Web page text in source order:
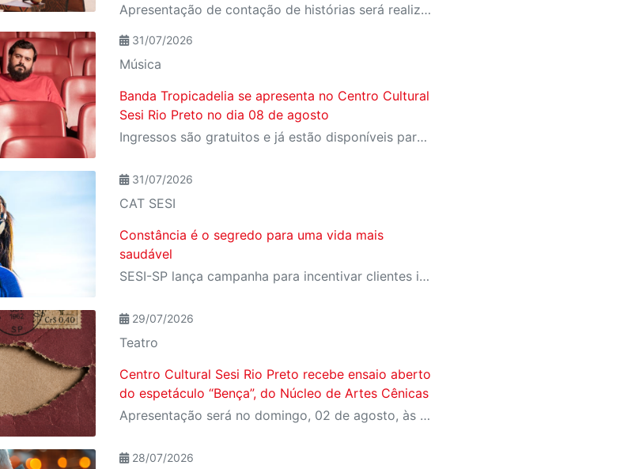
Apresentação de contação de histórias será realizada às 15h, no Espaço Flamboyant. Os ingressos são gratuitos
31/07/2026
Música
Banda Tropicadelia se apresenta no Centro Cultural
Sesi Rio Preto no dia 08 de agosto
Ingressos são gratuitos e já estão disponíveis para reserva no Meu Sesi
31/07/2026
CAT SESI
Constância é o segredo para uma vida mais
saudável
SESI-SP lança campanha para incentivar clientes inativos a retomarem a prática de atividades físicas, esporte e lazer com benefícios exclusivos
29/07/2026
Teatro
Centro Cultural Sesi Rio Preto recebe ensaio aberto
do espetáculo “Bença”, do Núcleo de Artes Cênicas
Apresentação será no domingo, 02 de agosto, às 15h. Os ingressos são gratuitos e disponíveis no site Meu Sesi
28/07/2026